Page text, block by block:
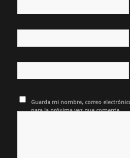
Guarda mi nombre, correo
para la próxima vez que comente.